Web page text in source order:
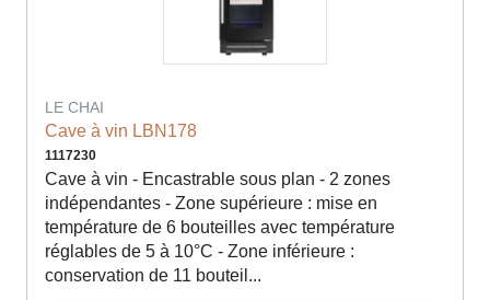
LE CHAI
Cave à vin LBN178
1117230
Cave à vin - Encastrable sous plan - 2 zones
indépendantes - Zone supérieure : mise en
température de 6 bouteilles avec température
réglables de 5 à 10°C - Zone inférieure :
conservation de 11 bouteil...